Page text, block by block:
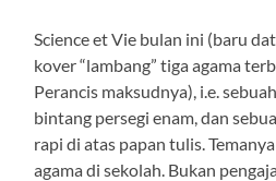
Science et Vie bulan ini (baru
kover “lambang” tiga agama
Perancis maksudnya), i.e.
bintang persegi enam, dan
rapi di atas papan tulis.
agama di sekolah. Bukan